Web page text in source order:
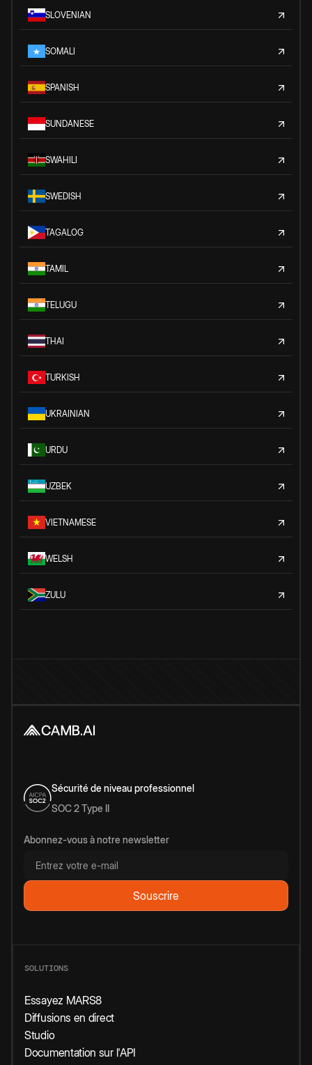
SLOVENIAN
SOMALI
SPANISH
SUNDANESE
SWAHILI
SWEDISH
TAGALOG
TAMIL
TELUGU
THAI
TURKISH
UKRAINIAN
URDU
UZBEK
VIETNAMESE
WELSH
ZULU
Sécurité de niveau professionnel
SOC 2 Type II
Abonnez-vous à notre newsletter
SOLUTIONS
Essayez MARS8
Diffusions en direct
Studio
Documentation sur l'API